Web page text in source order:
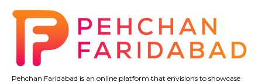
Pehchan Faridabad is an online platform that envisions to showcase